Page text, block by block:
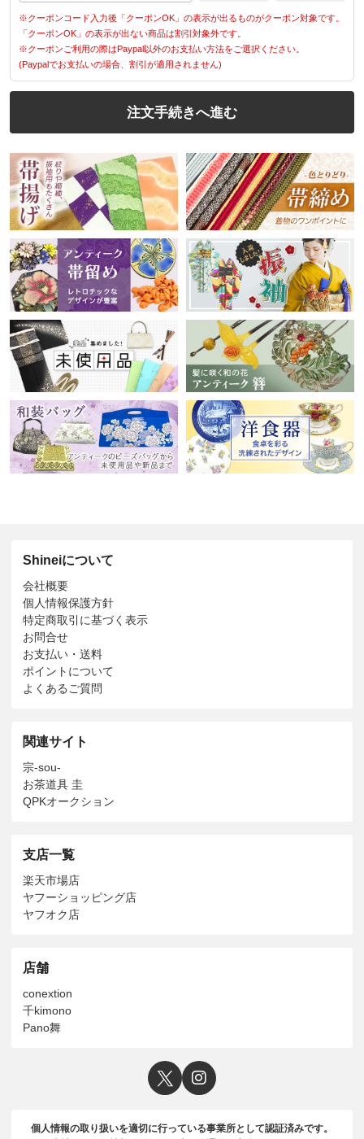
※クーポンコード入力後「クーポンOK」の表示が出るものがクーポン対象です。
「クーポンOK」の表示が出ない商品は割引対象外です。
※クーポンご利用の際はPaypal以外のお支払い方法をご選択ください。
(Paypalでお支払いの場合、割引が適用されません)
注文手続きへ進む
Shineiについて
会社概要
個人情報保護方針
特定商取引に基づく表示
お問合せ
お支払い・送料
ポイントについて
よくあるご質問
関連サイト
宗-sou-
お茶道具 圭
QPKオークション
支店一覧
楽天市場店
ヤフーショッピング店
ヤフオク店
店舗
conextion
千kimono
Pano舞
個人情報の取り扱いを適切に行っている事業所として認証済みです。